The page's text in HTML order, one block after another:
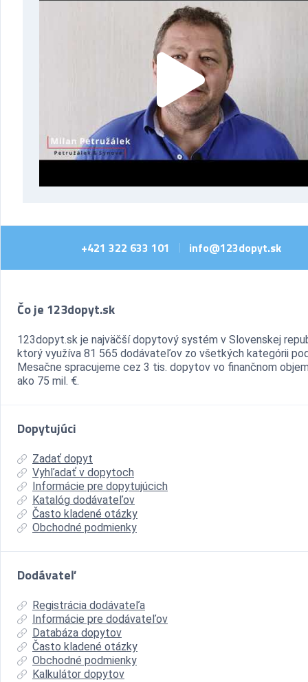
+421 322 633 101 info@123dopyt.sk
Čo je 123dopyt.sk
123dopyt.sk je najväčší dopytový systém v Slovenskej
ktorý využíva 81 565 dodávateľov zo všetkých kategórii
Mesačne spracujeme cez 3 tis. dopytov vo finančnom
ako 75 mil. €.
Dopytujúci
Zadať dopyt
Vyhľadať v dopytoch
Informácie pre dopytujúcich
Katalóg dodávateľov
Často kladené otázky
Obchodné podmienky
Dodávateľ
Registrácia dodávateľa
Informácie pre dodávateľov
Databáza dopytov
Často kladené otázky
Obchodné podmienky
Kalkulátor dopytov